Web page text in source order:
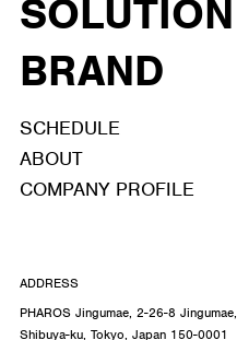
SOLUTION
BRAND
SCHEDULE
ABOUT
COMPANY PROFILE
ADDRESS
PHAROS Jingumae, 2-26-8 Jingumae,
Shibuya-ku, Tokyo, Japan 150-0001